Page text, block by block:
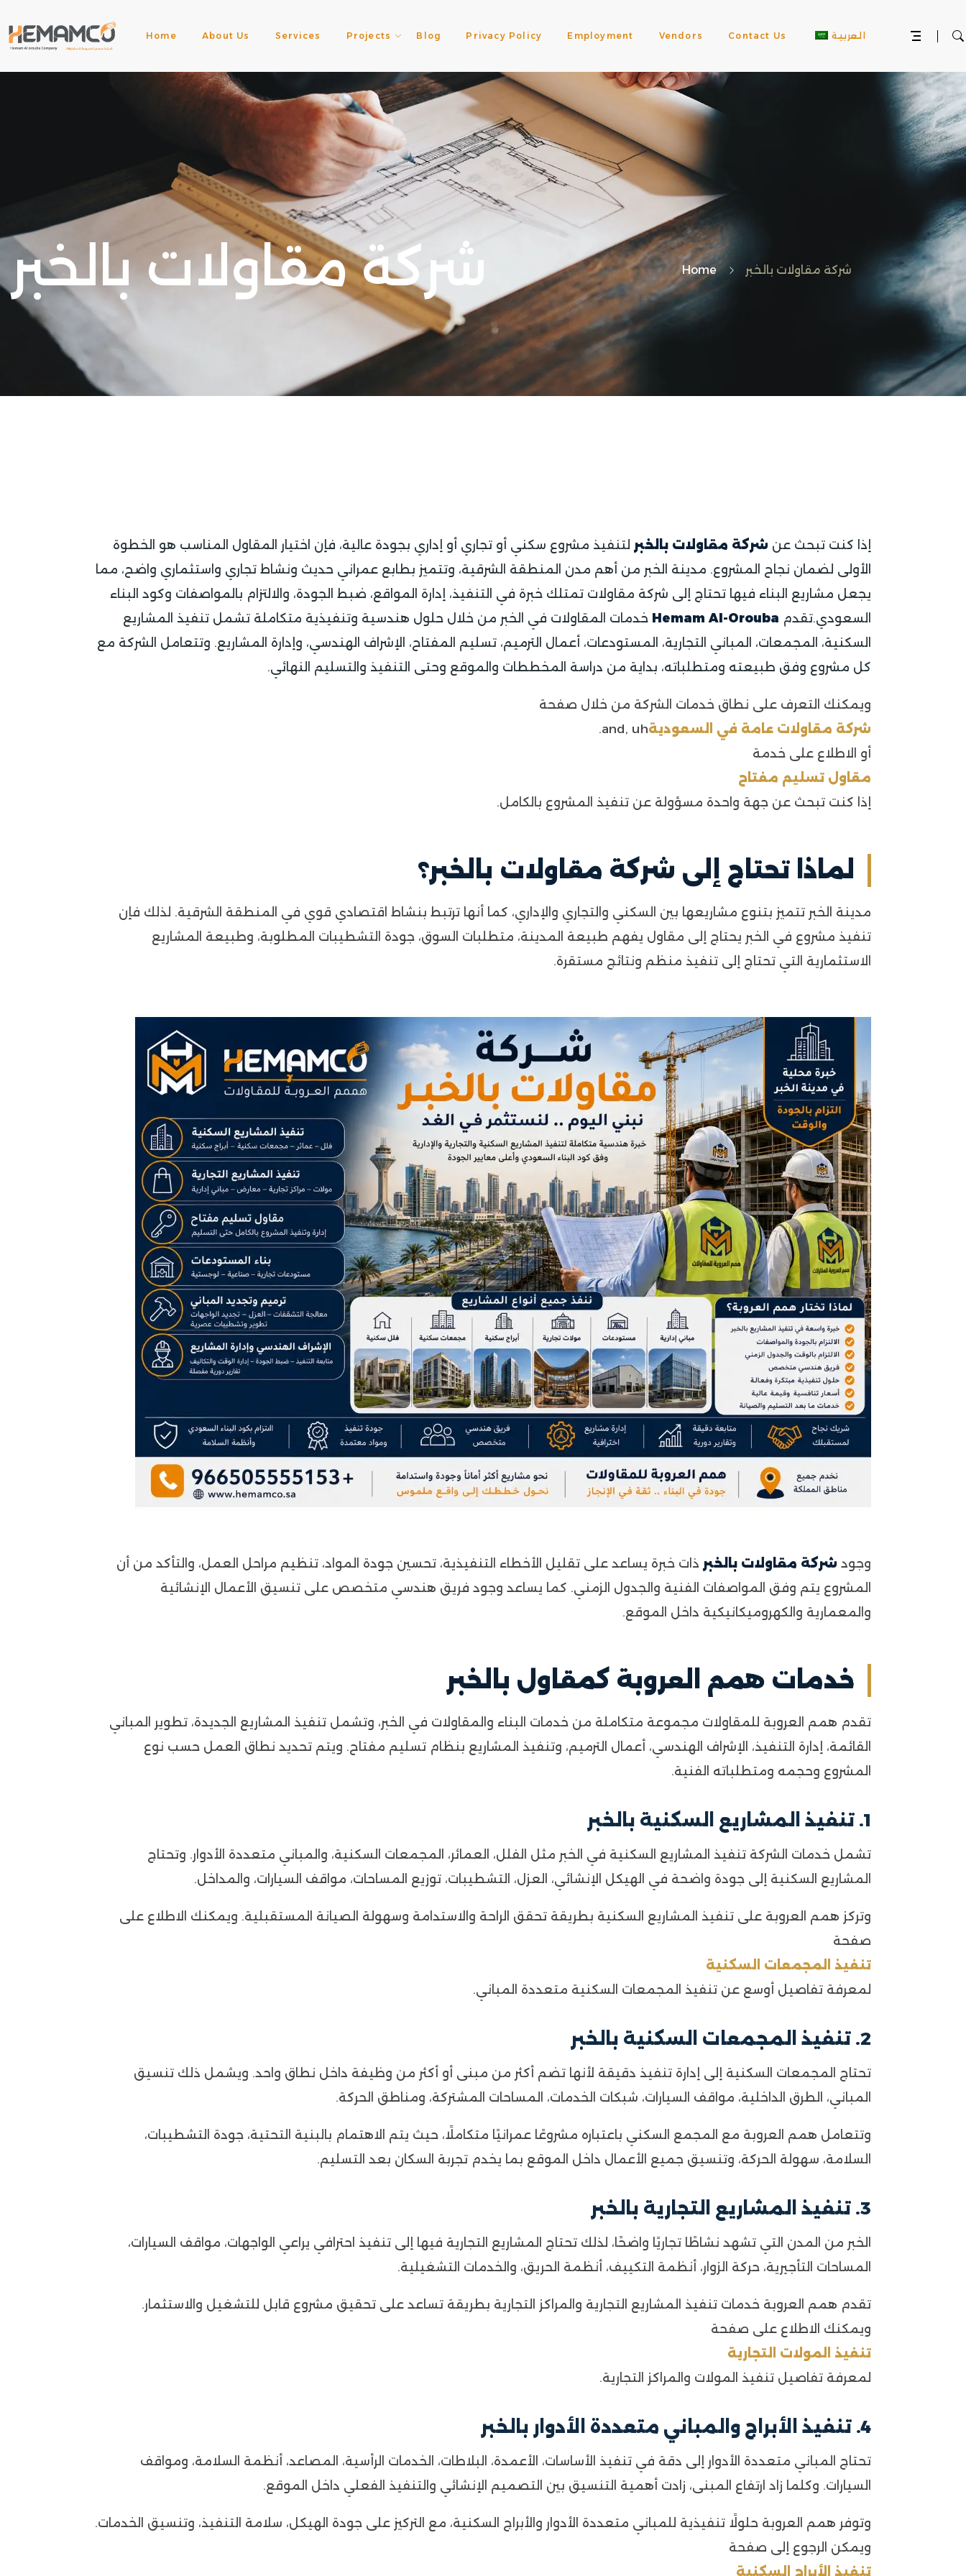
Home About Us Services Projects Blog Privacy Policy Employment Vendors Contact Us العربية
شركة مقاولات بالخبر Home شركة مقاولات بالخبر
إذا كنت تبحث عن شركة مقاولات بالخبر لتنفيذ مشروع سكني أو تجاري أو إداري بجودة عالية، فإن اختيار المقاول المناسب هو الخطوة
الأولى لضمان نجاح المشروع. مدينة الخبر من أهم مدن المنطقة الشرقية، وتتميز بطابع عمراني حديث ونشاط تجاري واستثماري واضح، مما
يجعل مشاريع البناء فيها تحتاج إلى شركة مقاولات تمتلك خبرة في التنفيذ، إدارة المواقع، ضبط الجودة، والالتزام بالمواصفات وكود البناء
السعودي.تقدم Hemam Al-Orouba خدمات المقاولات في الخبر من خلال حلول هندسية وتنفيذية متكاملة تشمل تنفيذ المشاريع
السكنية، المجمعات، المباني التجارية، المستودعات، أعمال الترميم، تسليم المفتاح، الإشراف الهندسي، وإدارة المشاريع. وتتعامل الشركة مع
كل مشروع وفق طبيعته ومتطلباته، بداية من دراسة المخططات والموقع وحتى التنفيذ والتسليم النهائي.
ويمكنك التعرف على نطاق خدمات الشركة من خلال صفحة
شركة مقاولات عامة في السعوديةand, uh.
أو الاطلاع على خدمة
مقاول تسليم مفتاح
إذا كنت تبحث عن جهة واحدة مسؤولة عن تنفيذ المشروع بالكامل.
لماذا تحتاج إلى شركة مقاولات بالخبر؟
مدينة الخبر تتميز بتنوع مشاريعها بين السكني والتجاري والإداري، كما أنها ترتبط بنشاط اقتصادي قوي في المنطقة الشرقية. لذلك فإن
تنفيذ مشروع في الخبر يحتاج إلى مقاول يفهم طبيعة المدينة، متطلبات السوق، جودة التشطيبات المطلوبة، وطبيعة المشاريع
الاستثمارية التي تحتاج إلى تنفيذ منظم ونتائج مستقرة.
وجود شركة مقاولات بالخبر ذات خبرة يساعد على تقليل الأخطاء التنفيذية، تحسين جودة المواد، تنظيم مراحل العمل، والتأكد من أن
المشروع يتم وفق المواصفات الفنية والجدول الزمني. كما يساعد وجود فريق هندسي متخصص على تنسيق الأعمال الإنشائية
والمعمارية والكهروميكانيكية داخل الموقع.
خدمات همم العروبة كمقاول بالخبر
تقدم همم العروبة للمقاولات مجموعة متكاملة من خدمات البناء والمقاولات في الخبر، وتشمل تنفيذ المشاريع الجديدة، تطوير المباني
القائمة، إدارة التنفيذ، الإشراف الهندسي، أعمال الترميم، وتنفيذ المشاريع بنظام تسليم مفتاح. ويتم تحديد نطاق العمل حسب نوع
المشروع وحجمه ومتطلباته الفنية.
1. تنفيذ المشاريع السكنية بالخبر
تشمل خدمات الشركة تنفيذ المشاريع السكنية في الخبر مثل الفلل، العمائر، المجمعات السكنية، والمباني متعددة الأدوار. وتحتاج
المشاريع السكنية إلى جودة واضحة في الهيكل الإنشائي، العزل، التشطيبات، توزيع المساحات، مواقف السيارات، والمداخل.
وتركز همم العروبة على تنفيذ المشاريع السكنية بطريقة تحقق الراحة والاستدامة وسهولة الصيانة المستقبلية. ويمكنك الاطلاع على
صفحة
تنفيذ المجمعات السكنية
لمعرفة تفاصيل أوسع عن تنفيذ المجمعات السكنية متعددة المباني.
2. تنفيذ المجمعات السكنية بالخبر
تحتاج المجمعات السكنية إلى إدارة تنفيذ دقيقة لأنها تضم أكثر من مبنى أو أكثر من وظيفة داخل نطاق واحد. ويشمل ذلك تنسيق
المباني، الطرق الداخلية، مواقف السيارات، شبكات الخدمات، المساحات المشتركة، ومناطق الحركة.
وتتعامل همم العروبة مع المجمع السكني باعتباره مشروعًا عمرانيًا متكاملًا، حيث يتم الاهتمام بالبنية التحتية، جودة التشطيبات،
السلامة، سهولة الحركة، وتنسيق جميع الأعمال داخل الموقع بما يخدم تجربة السكان بعد التسليم.
3. تنفيذ المشاريع التجارية بالخبر
الخبر من المدن التي تشهد نشاطًا تجاريًا واضحًا، لذلك تحتاج المشاريع التجارية فيها إلى تنفيذ احترافي يراعي الواجهات، مواقف السيارات،
المساحات التأجيرية، حركة الزوار، أنظمة التكييف، أنظمة الحريق، والخدمات التشغيلية.
تقدم همم العروبة خدمات تنفيذ المشاريع التجارية والمراكز التجارية بطريقة تساعد على تحقيق مشروع قابل للتشغيل والاستثمار.
ويمكنك الاطلاع على صفحة
تنفيذ المولات التجارية
لمعرفة تفاصيل تنفيذ المولات والمراكز التجارية.
4. تنفيذ الأبراج والمباني متعددة الأدوار بالخبر
تحتاج المباني متعددة الأدوار إلى دقة في تنفيذ الأساسات، الأعمدة، البلاطات، الخدمات الرأسية، المصاعد، أنظمة السلامة، ومواقف
السيارات. وكلما زاد ارتفاع المبنى، زادت أهمية التنسيق بين التصميم الإنشائي والتنفيذ الفعلي داخل الموقع.
وتوفر همم العروبة حلولًا تنفيذية للمباني متعددة الأدوار والأبراج السكنية، مع التركيز على جودة الهيكل، سلامة التنفيذ، وتنسيق الخدمات.
ويمكن الرجوع إلى صفحة
تنفيذ الأبراج السكنية